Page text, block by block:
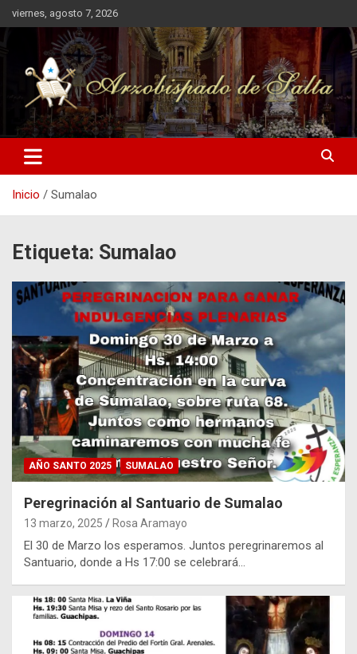
Saltar
al
contenido
viernes, agosto 7, 2026
Arzobispado de Salta
Arzobispado de Salta
Inicio Sumalao
Etiqueta: Sumalao
AÑO SANTO 2025 SUMALAO
Peregrinación al Santuario de Sumalao
13 marzo, 2025 Rosa Aramayo
El 30 de Marzo los esperamos. Juntos peregrinaremos al
Santuario, donde a Hs 17:00 se celebrará…